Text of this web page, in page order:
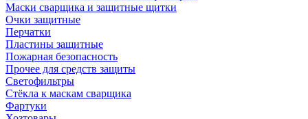
Маски сварщика и защитные щитки
Очки защитные
Перчатки
Пластины защитные
Пожарная безопасность
Прочее для средств защиты
Светофильтры
Стёкла к маскам сварщика
Фартуки